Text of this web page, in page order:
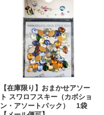
【在庫限り】おまかせアソー
ト スワロフスキー（カボショ
ン・アソートパック） 1袋